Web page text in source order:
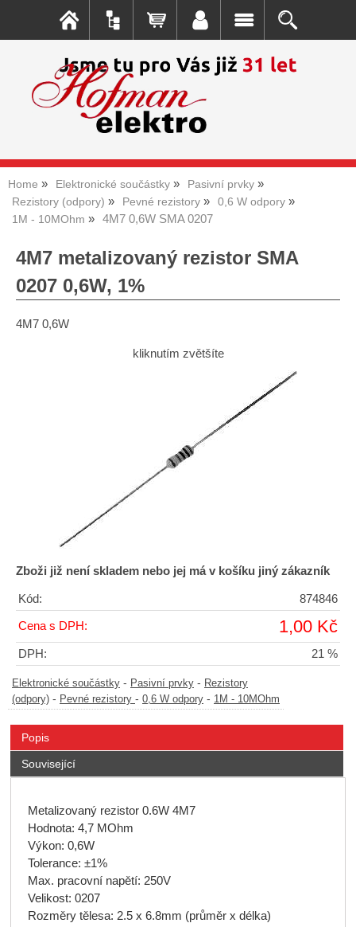
Home Elektronické součástky
Pasivní prvky
Rezistory (odpory)
Pevné rezistory
0,6 W odpory
1M - 10MOhm
4M7 0,6W SMA 0207
4M7 metalizovaný rezistor SMA
0207 0,6W, 1%
4M7 0,6W
kliknutím zvětšíte
Zboži již není skladem nebo jej má v košíku jiný zákazník
Kód: 874846
Cena s DPH: 1,00 Kč
DPH: 21 %
Elektronické součástky - Pasivní prvky - Rezistory
(odpory) - Pevné rezistory - 0,6 W odpory - 1M - 10MOhm
Popis
Související
Metalizovaný rezistor 0.6W 4M7
Hodnota: 4,7 MOhm
Výkon: 0,6W
Tolerance: ±1%
Max. pracovní napětí: 250V
Velikost: 0207
Rozměry tělesa: 2.5 x 6.8mm (průměr x délka)